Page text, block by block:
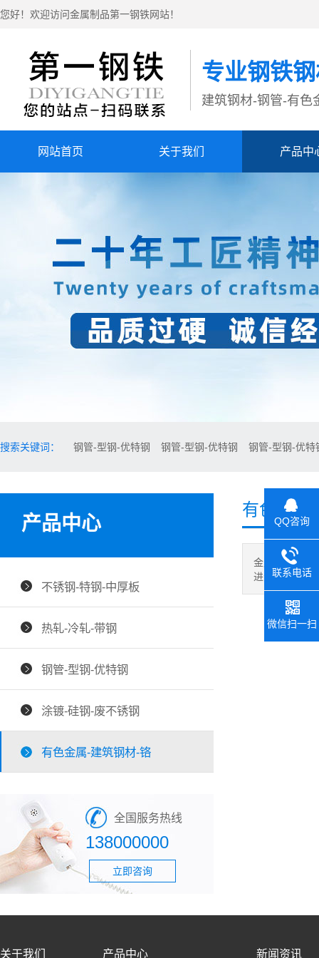
您好！欢迎访问金属制品第一钢铁网站！
专业钢铁
建筑钢材-钢管-有色
网站首页 关于我们 产品中
搜索关键词： 钢管-型钢-优特钢 钢管-型钢-优特钢 钢管-型钢-优特
产品中心
不锈钢-特钢-中厚板
热轧-冷轧-带钢
钢管-型钢-优特钢
涂镀-硅钢-废不锈钢
有色金属-建筑钢材-铬
全国服务热线
138000000
立即咨询
有色金属
金属制品行业
进步和科技的
关于我们 产品中心 新闻资讯
QQ咨询
联系电话
微信扫一扫